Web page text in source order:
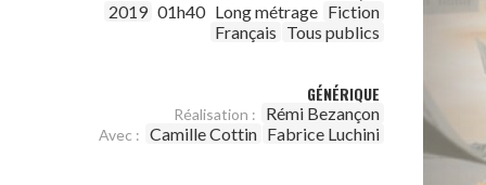
2019 01h40 Long métrage Fiction
Français Tous publics
GÉNÉRIQUE
Réalisation : Rémi Bezançon
Avec : Camille Cottin Fabrice Luchini